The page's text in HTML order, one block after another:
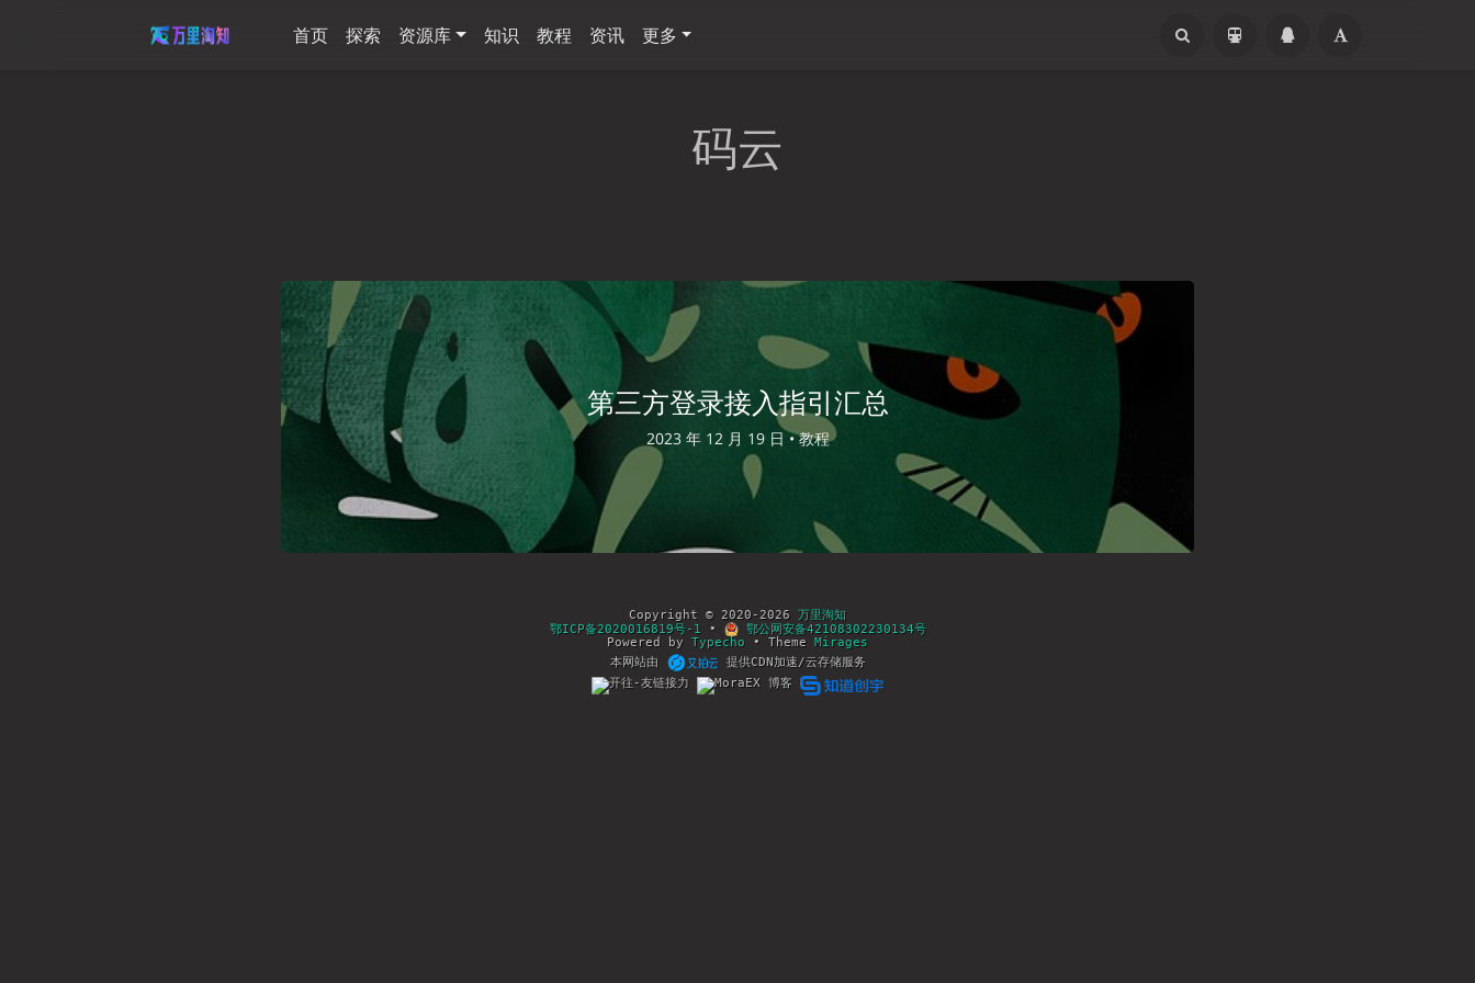
首页 探索 资源库 知识 教程 资讯 更多
码云
第三方登录接入指引汇总
2023 年 12 月 19 日 •教程
Copyright © 2020-2026 万里淘知
鄂ICP备2020016819号-1 •
鄂公网安备42108302230134号
Powered by Typecho • Theme Mirages
本网站由
提供CDN加速/云存储服务